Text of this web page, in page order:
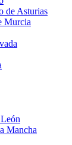
de Asturias
Murcia
Mancha